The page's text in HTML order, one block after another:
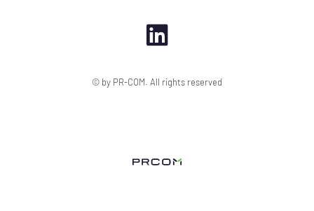
© by PR-COM. All rights reserved